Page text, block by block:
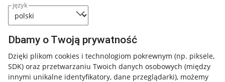
język
Dbamy o Twoją prywatność
Dzięki plikom cookies i technologiom pokrewnym (np. piksele,
SDK) oraz przetwarzaniu Twoich danych osobowych (między
innymi unikalne identyfikatory, dane przeglądarki), możemy